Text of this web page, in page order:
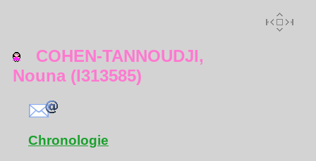
COHEN-TANNOUDJI,
Nouna (I313585)
Chronologie